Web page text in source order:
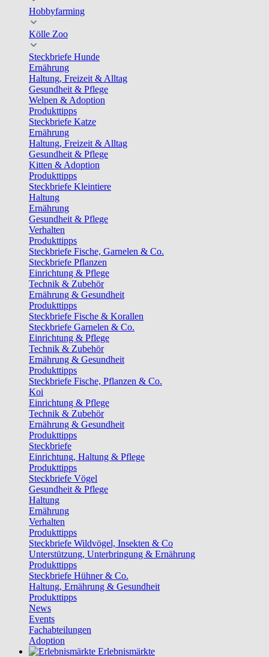
Hobbyfarming
Kölle Zoo
Steckbriefe Hunde
Ernährung
Haltung, Freizeit & Alltag
Gesundheit & Pflege
Welpen & Adoption
Produkttipps
Steckbriefe Katze
Ernährung
Haltung, Freizeit & Alltag
Gesundheit & Pflege
Kitten & Adoption
Produkttipps
Steckbriefe Kleintiere
Haltung
Ernährung
Gesundheit & Pflege
Verhalten
Produkttipps
Steckbriefe Fische, Garnelen & Co.
Steckbriefe Pflanzen
Einrichtung & Pflege
Technik & Zubehör
Ernährung & Gesundheit
Produkttipps
Steckbriefe Fische & Korallen
Steckbriefe Garnelen & Co.
Einrichtung & Pflege
Technik & Zubehör
Ernährung & Gesundheit
Produkttipps
Steckbriefe Fische, Pflanzen & Co.
Koi
Einrichtung & Pflege
Technik & Zubehör
Ernährung & Gesundheit
Produkttipps
Steckbriefe
Einrichtung, Haltung & Pflege
Produkttipps
Steckbriefe Vögel
Gesundheit & Pflege
Haltung
Ernährung
Verhalten
Produkttipps
Steckbriefe Wildvögel, Insekten & Co
Unterstützung, Unterbringung & Ernährung
Produkttipps
Steckbriefe Hühner & Co.
Haltung, Ernährung & Gesundheit
Produkttipps
News
Events
Fachabteilungen
Adoption
Erlebnismärkte